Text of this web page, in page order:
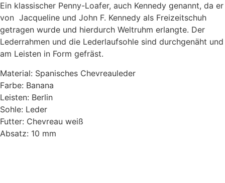
Ein klassischer Penny-Loafer, auch Kennedy genannt, da er
von Jacqueline und John F. Kennedy als Freizeitschuh
getragen wurde und hierdurch Weltruhm erlangte. Der
Lederrahmen und die Lederlaufsohle sind durchgenäht und
am Leisten in Form gefräst.
Material: Spanisches Chevreauleder
Farbe: Banana
Leisten: Berlin
Sohle: Leder
Futter: Chevreau weiß
Absatz: 10 mm